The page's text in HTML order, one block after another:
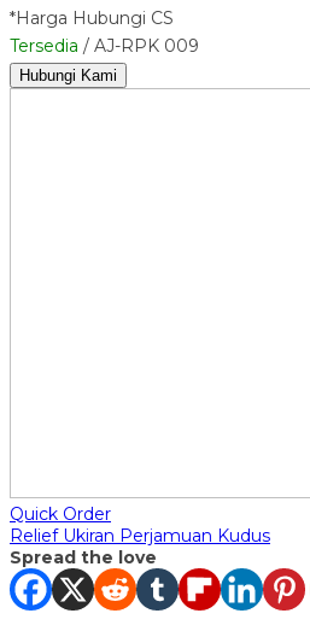
*Harga Hubungi CS
Tersedia / AJ-RPK 009
Hubungi Kami
Quick Order
Relief Ukiran Perjamuan Kudus
Spread the love